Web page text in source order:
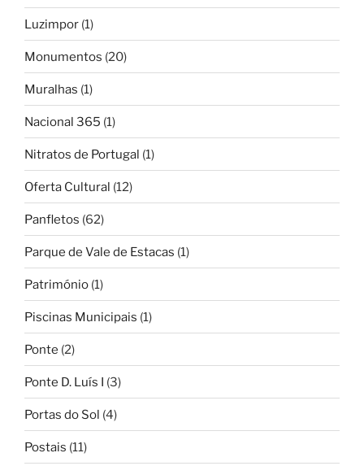
Luzimpor (1)
Monumentos (20)
Muralhas (1)
Nacional 365 (1)
Nitratos de Portugal (1)
Oferta Cultural (12)
Panfletos (62)
Parque de Vale de Estacas (1)
Património (1)
Piscinas Municipais (1)
Ponte (2)
Ponte D. Luís I (3)
Portas do Sol (4)
Postais (11)